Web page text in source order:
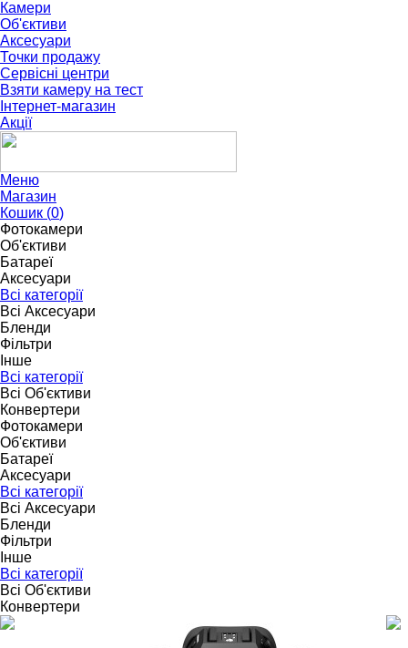
Камери
Об'єктиви
Аксесуари
Точки продажу
Сервісні центри
Взяти камеру на тест
Інтернет-магазин
Акції
Меню
Магазин
Кошик (0)
Фотокамери
Об'єктиви
Батареї
Аксесуари
Всі категорії
Всі Аксесуари
Бленди
Фільтри
Інше
Всі категорії
Всі Об'єктиви
Конвертери
Фотокамери
Об'єктиви
Батареї
Аксесуари
Всі категорії
Всі Аксесуари
Бленди
Фільтри
Інше
Всі категорії
Всі Об'єктиви
Конвертери